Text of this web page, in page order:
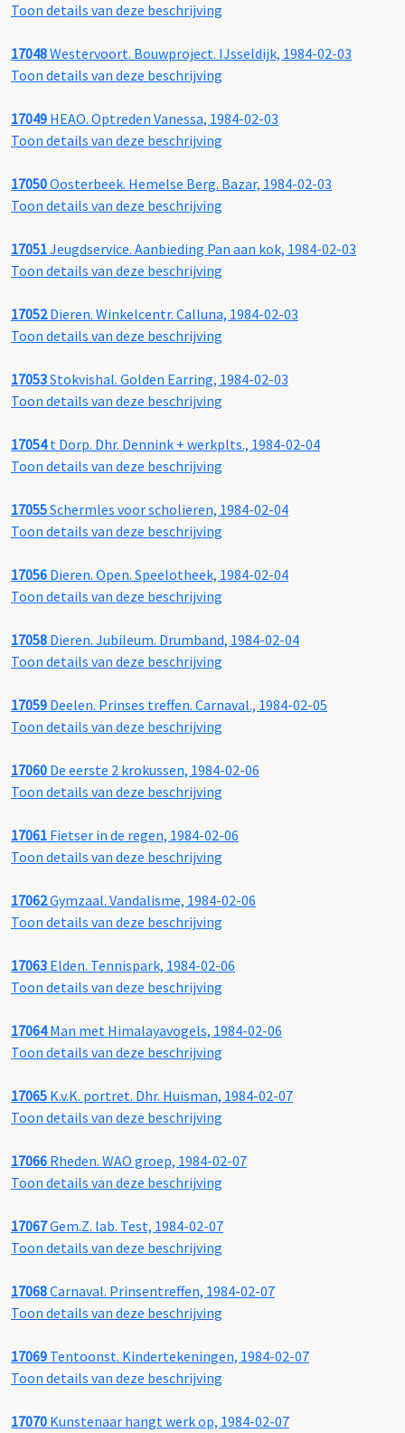
Toon details van deze beschrijving
17048Westervoort. Bouwproject. IJsseldijk, 1984-02-03
Toon details van deze beschrijving
17049 HEAO. Optreden Vanessa, 1984-02-03
Toon details van deze beschrijving
17050Oosterbeek. Hemelse Berg. Bazar, 1984-02-03
Toon details van deze beschrijving
17051Jeugdservice. Aanbieding Pan aan kok, 1984-02-03
Toon details van deze beschrijving
17052Dieren. Winkelcentr. Calluna, 1984-02-03
Toon details van deze beschrijving
17053Stokvishal. Golden Earring, 1984-02-03
Toon details van deze beschrijving
17054t Dorp. Dhr. Dennink + werkplts., 1984-02-04
Toon details van deze beschrijving
17055Schermles voor scholieren, 1984-02-04
Toon details van deze beschrijving
17056 Dieren. Open. Speelotheek, 1984-02-04
Toon details van deze beschrijving
17058 Dieren. Jubileum. Drumband, 1984-02-04
Toon details van deze beschrijving
17059 Deelen. Prinses treffen. Carnaval., 1984-02-05
Toon details van deze beschrijving
17060 De eerste 2 krokussen, 1984-02-06
Toon details van deze beschrijving
17061 Fietser in de regen, 1984-02-06
Toon details van deze beschrijving
17062Gymzaal. Vandalisme, 1984-02-06
Toon details van deze beschrijving
17063 Elden. Tennispark, 1984-02-06
Toon details van deze beschrijving
17064Man met Himalayavogels, 1984-02-06
Toon details van deze beschrijving
17065 K.v.K. portret. Dhr. Huisman, 1984-02-07
Toon details van deze beschrijving
17066 Rheden. WAO groep, 1984-02-07
Toon details van deze beschrijving
17067Gem.Z. lab. Test, 1984-02-07
Toon details van deze beschrijving
17068Carnaval. Prinsentreffen, 1984-02-07
Toon details van deze beschrijving
17069 Tentoonst. Kindertekeningen, 1984-02-07
Toon details van deze beschrijving
17070 Kunstenaar hangt werk op, 1984-02-07